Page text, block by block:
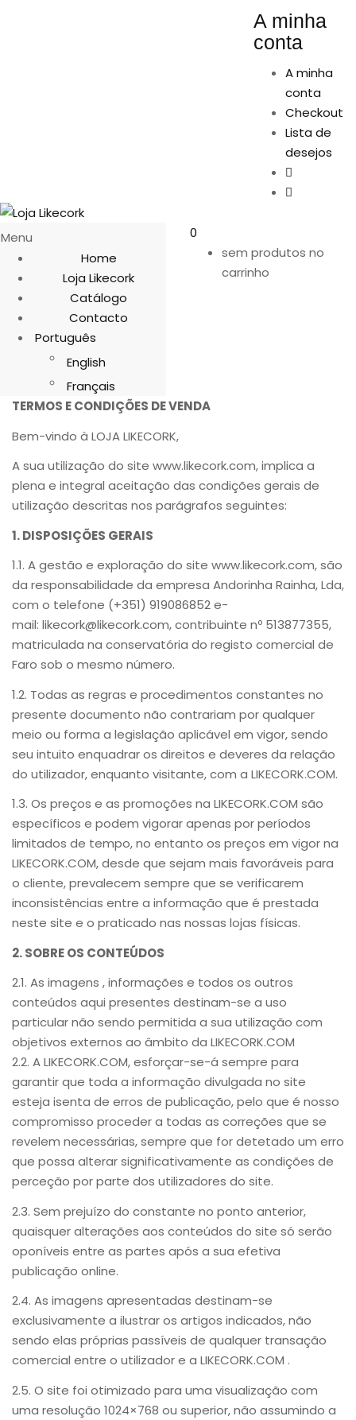
A minha
conta
A minha
conta
Checkout
Lista de
desejos
Menu
Home
Loja Likecork
Catálogo
Contacto
Português
English
Français
0
sem produtos no
carrinho
TERMOS E CONDIÇÕES DE VENDA
Bem-vindo à LOJA LIKECORK,
A sua utilização do site www.likecork.com, implica a
plena e integral aceitação das condições gerais de
utilização descritas nos parágrafos seguintes:
1. DISPOSIÇÕES GERAIS
1.1. A gestão e exploração do site www.likecork.com, são
da responsabilidade da empresa Andorinha Rainha, Lda,
com o telefone (+351) 919086852 e-
mail: likecork@likecork.com, contribuinte nº 513877355,
matriculada na conservatória do registo comercial de
Faro sob o mesmo número.
1.2. Todas as regras e procedimentos constantes no
presente documento não contrariam por qualquer
meio ou forma a legislação aplicável em vigor, sendo
seu intuito enquadrar os direitos e deveres da relação
do utilizador, enquanto visitante, com a LIKECORK.COM.
1.3. Os preços e as promoções na LIKECORK.COM são
específicos e podem vigorar apenas por períodos
limitados de tempo, no entanto os preços em vigor na
LIKECORK.COM, desde que sejam mais favoráveis para
o cliente, prevalecem sempre que se verificarem
inconsistências entre a informação que é prestada
neste site e o praticado nas nossas lojas físicas.
2. SOBRE OS CONTEÚDOS
2.1. As imagens , informações e todos os outros
conteúdos aqui presentes destinam-se a uso
particular não sendo permitida a sua utilização com
objetivos externos ao âmbito da LIKECORK.COM
2.2. A LIKECORK.COM, esforçar-se-á sempre para
garantir que toda a informação divulgada no site
esteja isenta de erros de publicação, pelo que é nosso
compromisso proceder a todas as correções que se
revelem necessárias, sempre que for detetado um erro
que possa alterar significativamente as condições de
perceção por parte dos utilizadores do site.
2.3. Sem prejuízo do constante no ponto anterior,
quaisquer alterações aos conteúdos do site só serão
oponíveis entre as partes após a sua efetiva
publicação online.
2.4. As imagens apresentadas destinam-se
exclusivamente a ilustrar os artigos indicados, não
sendo elas próprias passíveis de qualquer transação
comercial entre o utilizador e a LIKECORK.COM .
2.5. O site foi otimizado para uma visualização com
uma resolução 1024×768 ou superior, não assumindo a